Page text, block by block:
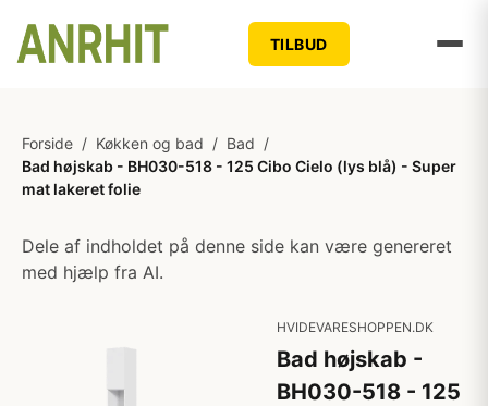
TILBUD
Forside / Køkken og bad / Bad /
Bad højskab - BH030-518 - 125 Cibo Cielo (lys blå) - Super
mat lakeret folie
Dele af indholdet på denne side kan være genereret
med hjælp fra AI.
HVIDEVARESHOPPEN.DK
Bad højskab -
BH030-518 - 125